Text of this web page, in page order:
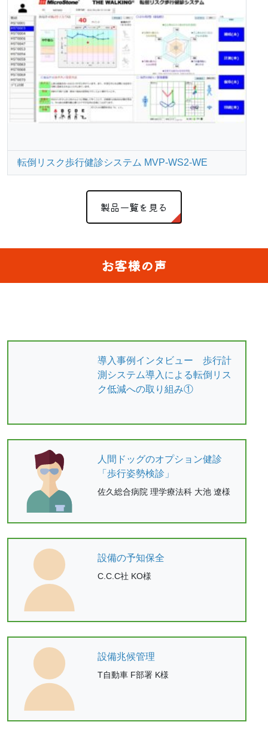
転倒リスク歩行健診システム MVP-WS2-WE
製品一覧を見る
お客様の声
導入事例インタビュー 歩行計
測システム導入による転倒リス
ク低減への取り組み①
人間ドッグのオプション健診
「歩行姿勢検診」
佐久総合病院 理学療法科 大池 遼様
設備の予知保全
C.C.C社 KO様
設備兆候管理
T自動車 F部署 K様